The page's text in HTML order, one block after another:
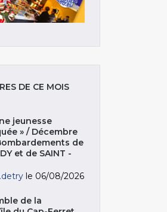
DE CE MOIS
jeunesse
» / Décembre
de
et de SAINT -
le 06/08/2026
de la